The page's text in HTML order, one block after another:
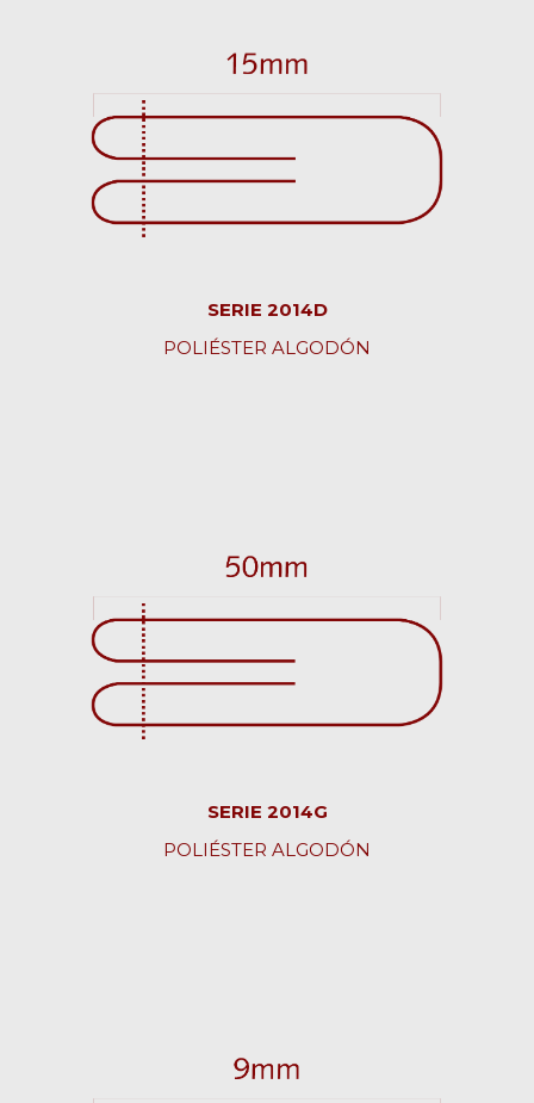
SERIE 2014D
POLIÉSTER ALGODÓN
SERIE 2014G
POLIÉSTER ALGODÓN